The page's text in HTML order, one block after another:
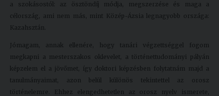
Nemzetközi
kapcsolatok
a szokásostól: az ösztöndíj módja, megszerzése és maga a
célország, ami nem más, mint Közép-Ázsia legnagyobb országa:
Kazahsztán.
Jómagam, annak ellenére, hogy tanári végzettséggel fogom
megkapni a mesterszakos oklevelet, a történettudományi pályán
képzelem el a jövőmet, így doktori képzésben folytatnám majd a
tanulmányaimat, azon belül különös tekintettel az orosz
történelemre. Ehhez elengedhetetlen az orosz nyelv ismerete,